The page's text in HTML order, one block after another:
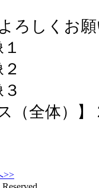
ろしくお
（全体）】
>>